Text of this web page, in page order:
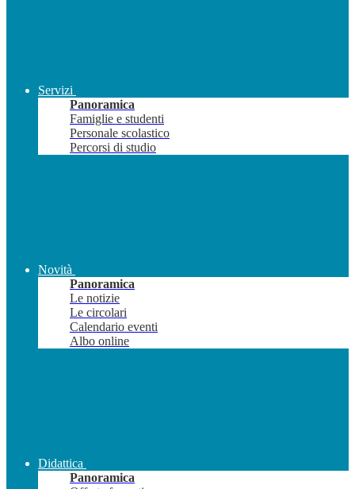
Servizi
Panoramica
Famiglie e studenti
Personale scolastico
Percorsi di studio
Novità
Panoramica
Le notizie
Le circolari
Calendario eventi
Albo online
Didattica
Panoramica